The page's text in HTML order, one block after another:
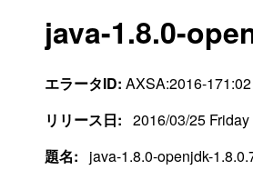
java-1.8.0-
エラータID: AXSA:2016-171:02
リリース日: 2016/03/25
題名:
java-1.8.0-openjdk-